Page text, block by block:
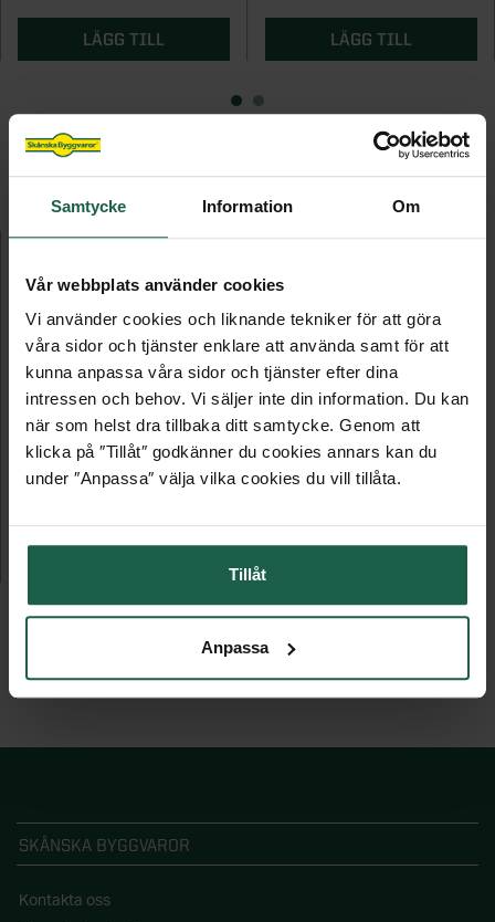
Samtycke Information Om
Vår webbplats använder cookies
Vi använder cookies och liknande tekniker för att göra
våra sidor och tjänster enklare att använda samt för att
kunna anpassa våra sidor och tjänster efter dina
intressen och behov. Vi säljer inte din information. Du kan
när som helst dra tillbaka ditt samtycke. Genom att
klicka på ″Tillåt″ godkänner du cookies annars kan du
under ″Anpassa″ välja vilka cookies du vill tillåta.
Tillåt
Anpassa
LÄGG TILL LÄGG TILL
FLER PRODUKTER I DENNA KATEGORI
HYLLA - VERANDA/UTERUM
SKÅNSKA BYGGVAROR
Kontakta oss